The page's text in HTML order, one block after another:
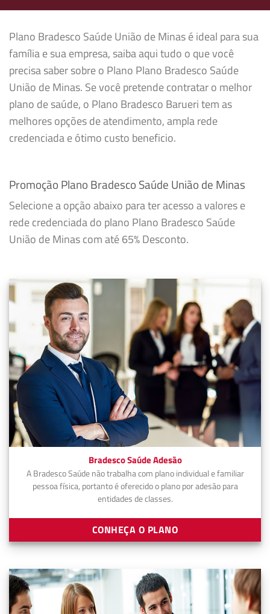
Plano Bradesco Saúde União de Minas é ideal para sua
família e sua empresa, saiba aqui tudo o que você
precisa saber sobre o Plano Plano Bradesco Saúde
União de Minas. Se você pretende contratar o melhor
plano de saúde, o Plano Bradesco Barueri tem as
melhores opções de atendimento, ampla rede
credenciada e ótimo custo beneficio.
Promoção Plano Bradesco Saúde União de Minas
Selecione a opção abaixo para ter acesso a valores e
rede credenciada do plano Plano Bradesco Saúde
União de Minas com até 65% Desconto.
Bradesco Saúde Adesão
A Bradesco Saúde não trabalha com plano individual e familiar
pessoa física, portanto é oferecido o plano por adesão para
entidades de classes.
CONHEÇA O PLANO